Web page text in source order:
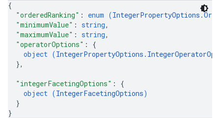
{
"orderedRanking" : enum (
"minimumValue" : string,
"maximumValue" : string,
"operatorOptions" : {
object (
},
"integerFacetingOptions" : {
object (IntegerFacetingOptions)
}
}